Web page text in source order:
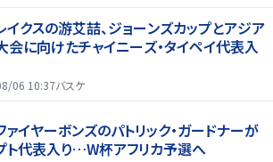
イクスの游艾喆、ジョーンズカップとアジア
会に向けたチャイニーズ・タイペイ代表入
06 10:37バスケ
イヤーボンズのパトリック・ガードナーが
ト代表入り…W杯アフリカ予選へ